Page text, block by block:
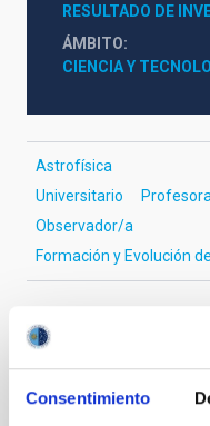
Consentimiento
RESULTADO DE
ÁMBITO
CIENCIA Y
Astrofísica
Universitario
Observador/a
Formación y Evolución